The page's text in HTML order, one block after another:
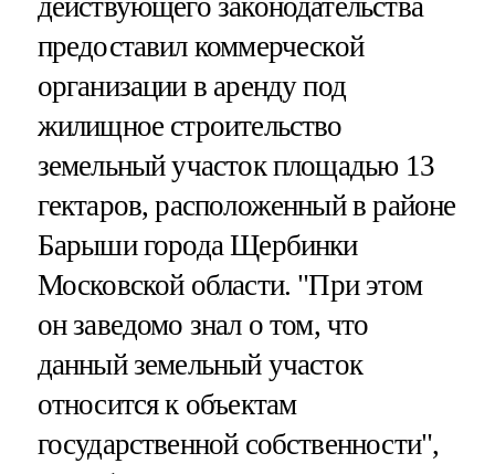
действующего законодательства
предоставил коммерческой
организации в аренду под
жилищное строительство
земельный участок площадью 13
гектаров, расположенный в районе
Барыши города Щербинки
Московской области. "При этом
он заведомо знал о том, что
данный земельный участок
относится к объектам
государственной собственности",